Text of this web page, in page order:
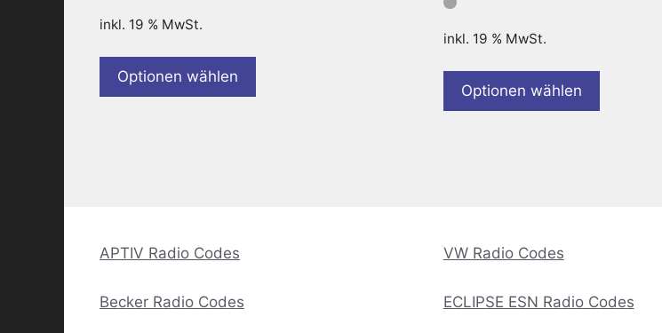
inkl. 19 % MwSt.
Optionen wählen
inkl. 19 % MwSt.
Optionen wählen
APTIV Radio Codes
Becker Radio Codes
VW Radio Codes
ECLIPSE ESN Radio Codes